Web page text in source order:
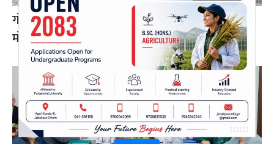
गोरखामा पहिरो : पेट्रोल पम्प र घरमा क्षति, पाँच
मोटरसाइकल पुरिए